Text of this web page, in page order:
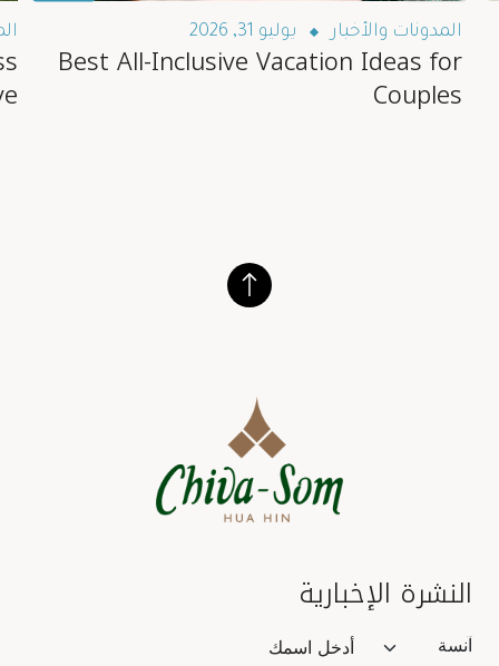
المدونات والأخبار يوليو 31, 2026
Best All-Inclusive Vacation Ideas for
Couples
النشرة الإخبارية
Salutation